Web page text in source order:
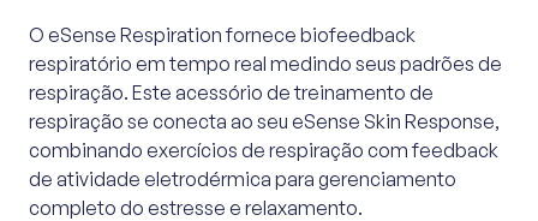
O eSense Respiration fornece biofeedback
respiratório em tempo real medindo seus padrões de
respiração. Este acessório de treinamento de
respiração se conecta ao seu eSense Skin Response,
combinando exercícios de respiração com feedback
de atividade eletrodérmica para gerenciamento
completo do estresse e relaxamento.